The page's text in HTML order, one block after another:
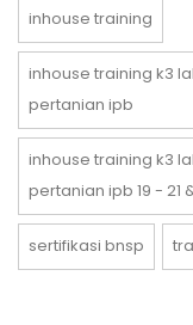
inhouse training
inhouse training k3
pertanian ipb
inhouse training k3
pertanian ipb 19 - 21
sertifikasi bnsp